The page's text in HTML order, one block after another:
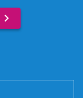
chevron_right